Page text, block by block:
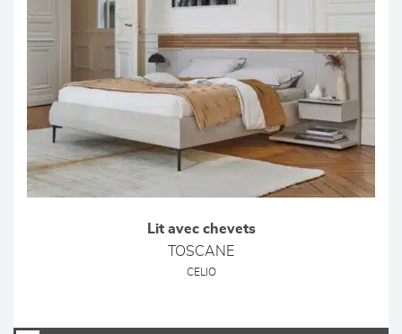
Lit avec chevets
TOSCANE
CELIO